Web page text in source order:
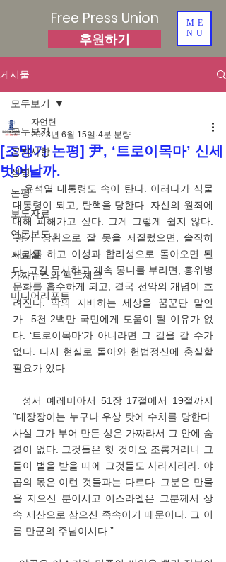
Free Press Union
후원하기
ME
NU
게시물
모두보기
공지사항
성명
논평
보도자료
언론보도
자료실
가짜뉴스와 팩트체크
미디어리포트
모두보기
[조맹기 논평] 尹, ‘트로이목마’ 신세
벗어날까.
자언련
2023년 6월 15일 4분 분량
   윤석열 대통령도 속이 탄다. 이러다가 식물
대통령이 되고, 탄핵을 당한다. 자신의 원죄에
대해 피해가고 싶다. 그게 그렇게 쉽지 않다.
‘광기’ 상황으로 잘 못을 저질렀으면, 솔직히
사과를 하고 이성과 합리성으로 돌아오면 된
다. 그걸 무시하고 계속 몽니를 부리면, 홍위병
문화를 흡수하게 되고, 결국 선악의 개념이 흐
려진다. 악의 지배하는 세상을 꿈꾼단 말인
가...5천 2백만 국민에게 도움이 될 이유가 없
다. ‘트로이목마’가 아니라면 그 길을 갈 수가
없다. 다시 현실로 돌아와 헌법정신에 충실할
필요가 있다.
“대장장이는 누구나 우상 탓에 수치를 당한다.
사실 그가 부어 만든 상은 가짜라서 그 안에 숨
결이 없다. 그것들은 헛 것이요 조롱거리니 그
들이 벌을 받을 때에 그것들도 사라지리라. 야
곱의 몫은 이런 것들과는 다르다. 그분은 만물
을 지으신 분이시고 이스라엘은 그분께서 상
속 재산으로 삼으신 족속이기 때문이다. 그 이
름 만군의 주님이시다.”